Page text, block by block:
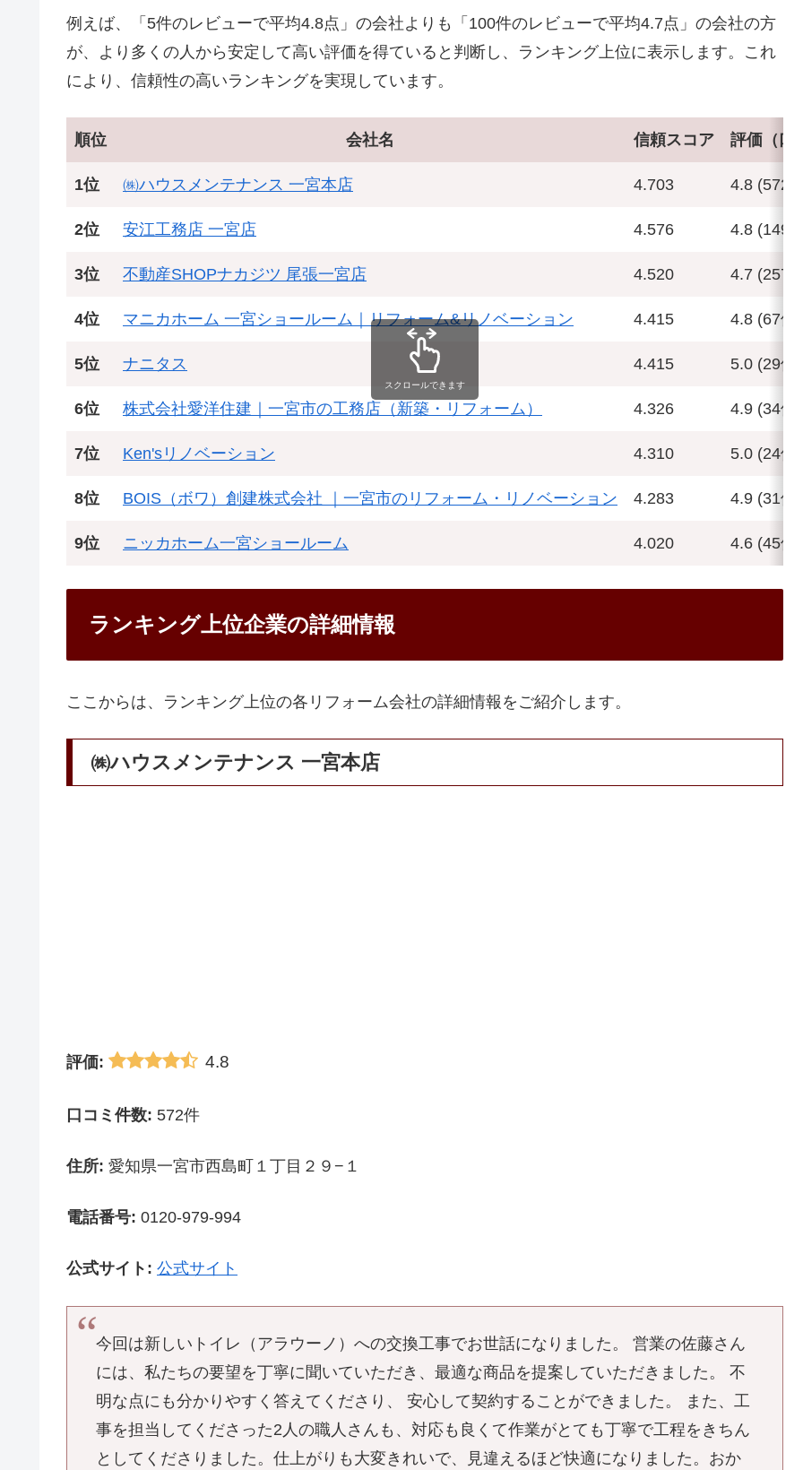
例えば、「5件のレビューで平均4.8点」の会社よりも「100件のレビューで平均4.7点」の会社の方
が、より多くの人から安定して高い評価を得ていると判断し、ランキング上位に表示します。これ
により、信頼性の高いランキングを実現しています。
順位 会社名 信頼スコア 評価（口
1位 ㈱ハウスメンテナンス 一宮本店 4.703 4.8 (572件)
2位 安江工務店 一宮店 4.576 4.8 (149件)
3位 不動産SHOPナカジツ 尾張一宮店 4.520 4.7 (257件)
4位 マニカホーム 一宮ショールーム｜リフォーム&リノベーション 4.415 4.8 (67件)
5位 ナニタス 4.415 5.0 (29件)
6位 株式会社愛洋住建｜一宮市の工務店（新築・リフォーム） 4.326 4.9 (34件)
7位 Ken'sリノベーション 4.310 5.0 (24件)
8位 BOIS（ボワ）創建株式会社 ｜一宮市のリフォーム・リノベーション 4.283 4.9 (31件)
9位 ニッカホーム一宮ショールーム 4.020 4.6 (45件)
スクロールできます
ランキング上位企業の詳細情報
ここからは、ランキング上位の各リフォーム会社の詳細情報をご紹介します。
㈱ハウスメンテナンス 一宮本店
評価: 4.8
口コミ件数: 572件
住所: 愛知県一宮市西島町１丁目２９−１
電話番号: 0120-979-994
公式サイト: 公式サイト
今回は新しいトイレ（アラウーノ）への交換工事でお世話になりました。 営業の佐藤さん
には、私たちの要望を丁寧に聞いていただき、最適な商品を提案していただきました。 不
明な点にも分かりやすく答えてくださり、 安心して契約することができました。 また、工
事を担当してくださった2人の職人さんも、対応も良くて作業がとても丁寧で工程をきちん
としてくださりました。仕上がりも大変きれいで、見違えるほど快適になりました。おか